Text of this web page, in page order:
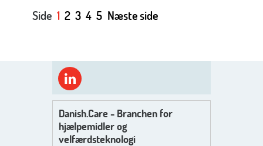
Side 1 2 3 4 5 Næste side
Danish.Care - Branchen for
hjælpemidler og
velfærdsteknologi